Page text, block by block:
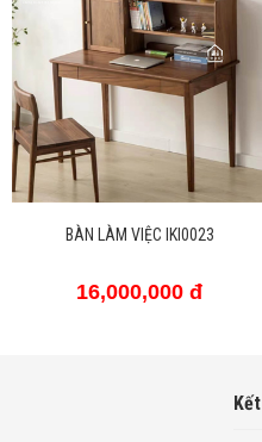
BÀN LÀM VIỆC IKI0023
16,000,000 đ